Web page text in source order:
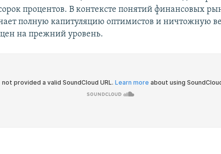
процентов. В контексте понятий финансовых
полную капитуляцию оптимистов и ничтожную
на прежний уровень.